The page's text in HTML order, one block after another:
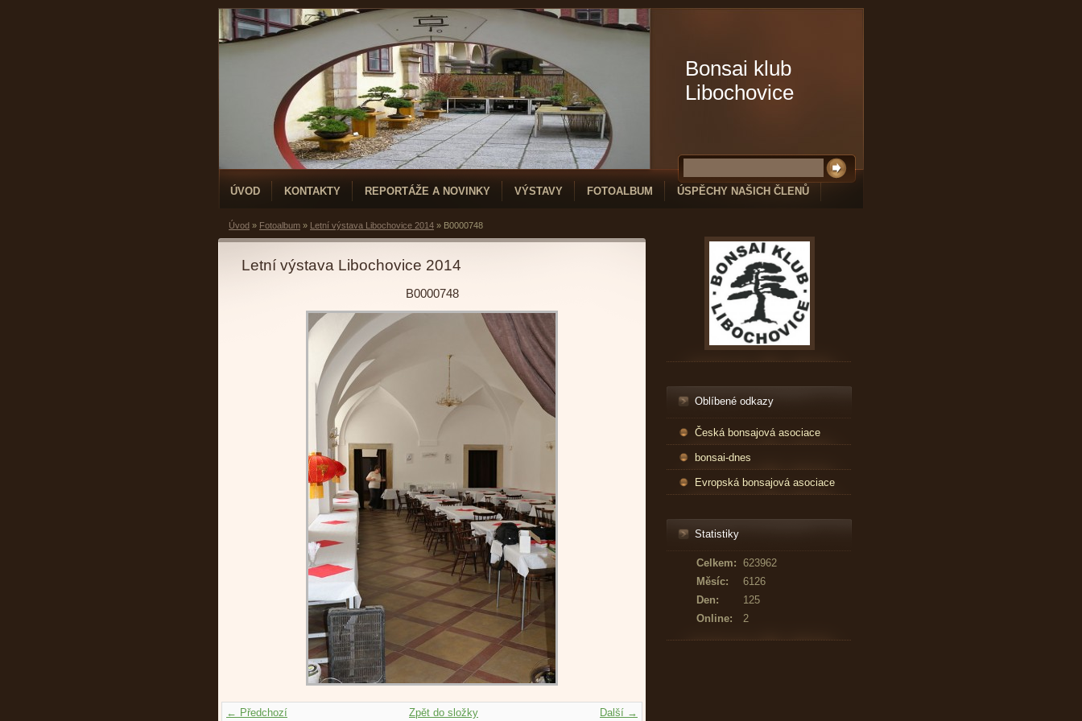
Bonsai klub
Libochovice
ÚVOD KONTAKTY REPORTÁŽE A NOVINKY VÝSTAVY FOTOALBUM ÚSPĚCHY NAŠICH ČLENŮ
Úvod » Fotoalbum » Letní výstava Libochovice 2014 » B0000748
Letní výstava Libochovice 2014
B0000748
← Předchozí Další →
Zpět do složky
Oblíbené odkazy
Česká bonsajová asociace
bonsai-dnes
Evropská bonsajová asociace
Statistiky
Online: 2
Celkem: 623962
Měsíc:
6126
Den:
125